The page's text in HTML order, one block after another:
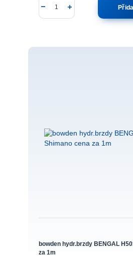
bowden hydr.brzdy BENGAL
za 1m